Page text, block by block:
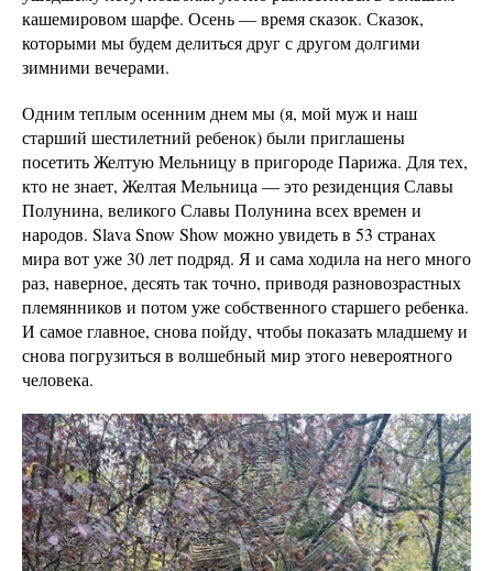
кашемировом шарфе. Осень — время сказок. Сказок,
которыми мы будем делиться друг с другом долгими
зимними вечерами.
Одним теплым осенним днем мы (я, мой муж и наш
старший шестилетний ребенок) были приглашены
посетить Желтую Мельницу в пригороде Парижа. Для тех,
кто не знает, Желтая Мельница — это резиденция Славы
Полунина, великого Славы Полунина всех времен и
народов. Slava Snow Show можно увидеть в 53 странах
мира вот уже 30 лет подряд. Я и сама ходила на него много
раз, наверное, десять так точно, приводя разновозрастных
племянников и потом уже собственного старшего ребенка.
И самое главное, снова пойду, чтобы показать младшему и
снова погрузиться в волшебный мир этого невероятного
человека.